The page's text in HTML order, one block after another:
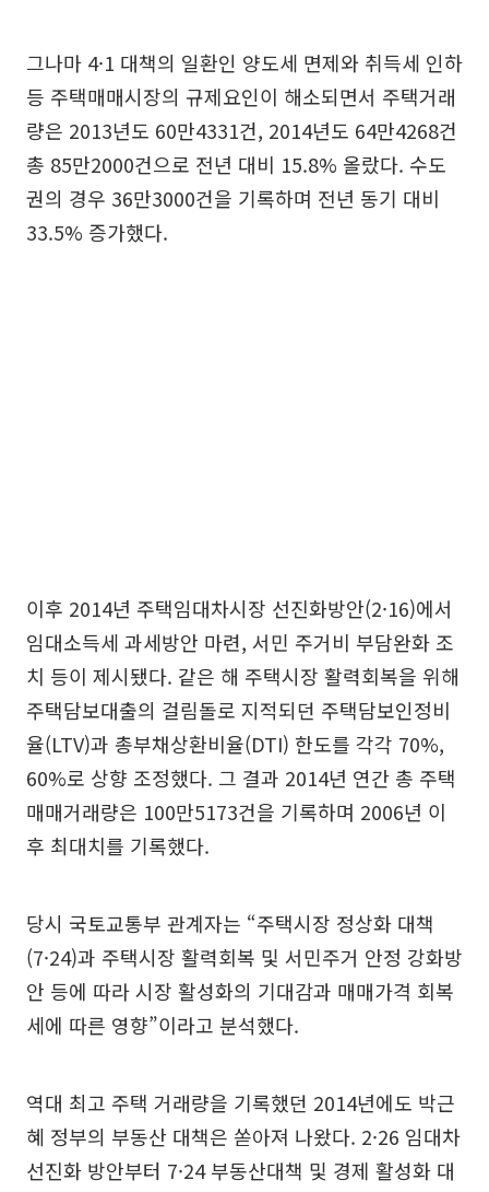
그나마 4·1 대책의 일환인 양도세 면제와 취득세 인하
등 주택매매시장의 규제요인이 해소되면서 주택거래
량은 2013년도 60만4331건, 2014년도 64만4268건
총 85만2000건으로 전년 대비 15.8% 올랐다. 수도
권의 경우 36만3000건을 기록하며 전년 동기 대비
33.5% 증가했다.
이후 2014년 주택임대차시장 선진화방안(2·16)에서
임대소득세 과세방안 마련, 서민 주거비 부담완화 조
치 등이 제시됐다. 같은 해 주택시장 활력회복을 위해
주택담보대출의 걸림돌로 지적되던 주택담보인정비
율(LTV)과 총부채상환비율(DTI) 한도를 각각 70%,
60%로 상향 조정했다. 그 결과 2014년 연간 총 주택
매매거래량은 100만5173건을 기록하며 2006년 이
후 최대치를 기록했다.
당시 국토교통부 관계자는 “주택시장 정상화 대책
(7·24)과 주택시장 활력회복 및 서민주거 안정 강화방
안 등에 따라 시장 활성화의 기대감과 매매가격 회복
세에 따른 영향”이라고 분석했다.
역대 최고 주택 거래량을 기록했던 2014년에도 박근
혜 정부의 부동산 대책은 쏟아져 나왔다. 2·26 임대차
선진화 방안부터 7·24 부동산대책 및 경제 활성화 대